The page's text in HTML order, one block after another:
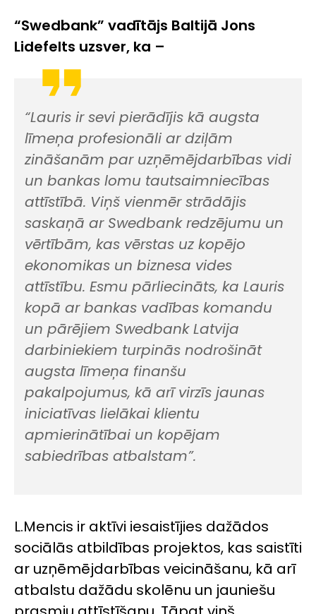
“Swedbank” vadītājs Baltijā Jons
Lidefelts uzsver, ka –
“Lauris ir sevi pierādījis kā augsta
līmeņa profesionāli ar dziļām
zināšanām par uzņēmējdarbības vidi
un bankas lomu tautsaimniecības
attīstībā. Viņš vienmēr strādājis
saskaņā ar Swedbank redzējumu un
vērtībām, kas vērstas uz kopējo
ekonomikas un biznesa vides
attīstību. Esmu pārliecināts, ka Lauris
kopā ar bankas vadības komandu
un pārējiem Swedbank Latvija
darbiniekiem turpinās nodrošināt
augsta līmeņa finanšu
pakalpojumus, kā arī virzīs jaunas
iniciatīvas lielākai klientu
apmierinātībai un kopējam
sabiedrības atbalstam”.
L.Mencis ir aktīvi iesaistījies dažādos
sociālās atbildības projektos, kas saistīti
ar uzņēmējdarbības veicināšanu, kā arī
atbalstu dažādu skolēnu un jauniešu